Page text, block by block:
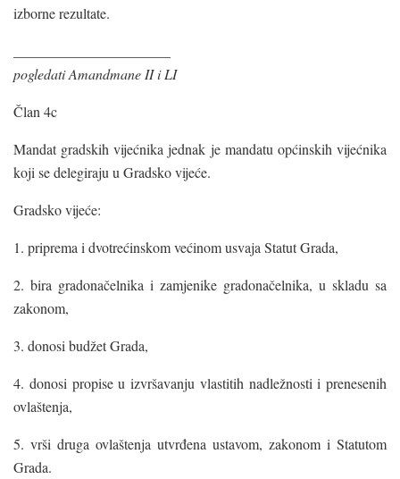
izborne rezultate.
pogledati Amandmane II i LI
Član 4c
Mandat gradskih vijećnika jednak je mandatu općinskih vijećnika
koji se delegiraju u Gradsko vijeće.
Gradsko vijeće:
1. priprema i dvotrećinskom većinom usvaja Statut Grada,
2. bira gradonačelnika i zamjenike gradonačelnika, u skladu sa
zakonom,
3. donosi budžet Grada,
4. donosi propise u izvršavanju vlastitih nadležnosti i prenesenih
ovlaštenja,
5. vrši druga ovlaštenja utvrđena ustavom, zakonom i Statutom
Grada.